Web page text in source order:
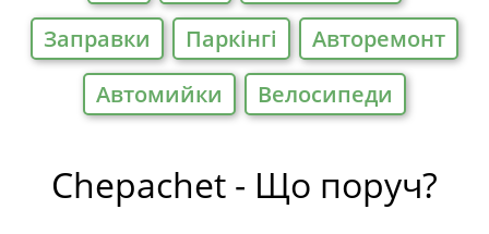
Заправки
Паркiнгi
Авторемонт
Автомийки
Велосипеди
Chepachet - Що поруч?